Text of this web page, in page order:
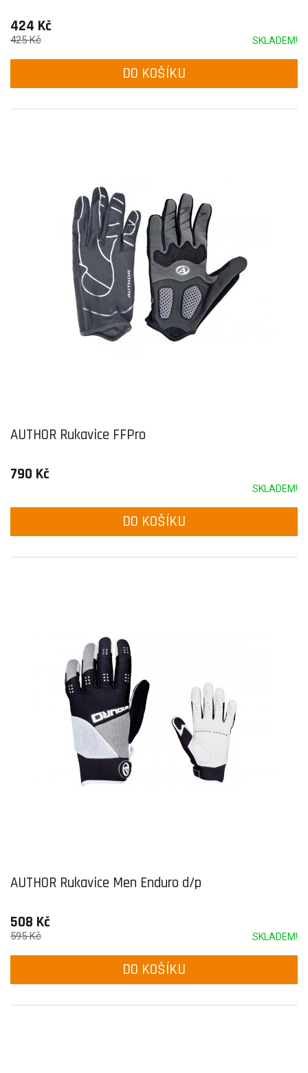
424 Kč
SKLADEM!
425 Kč
DO KOŠÍKU
AUTHOR Rukavice FFPro
790 Kč
SKLADEM!
DO KOŠÍKU
AUTHOR Rukavice Men Enduro d/p
508 Kč
SKLADEM!
595 Kč
DO KOŠÍKU